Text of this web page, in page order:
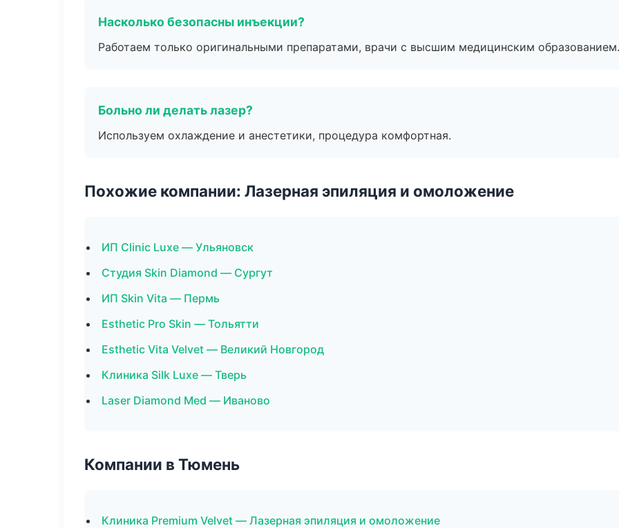
Насколько безопасны инъекции?
Работаем только оригинальными препаратами, врачи с высшим медицинским образованием.
Больно ли делать лазер?
Используем охлаждение и анестетики, процедура комфортная.
Похожие компании: Лазерная эпиляция и омоложение
ИП Clinic Luxe — Ульяновск
Студия Skin Diamond — Сургут
ИП Skin Vita — Пермь
Esthetic Pro Skin — Тольятти
Esthetic Vita Velvet — Великий Новгород
Клиника Silk Luxe — Тверь
Laser Diamond Med — Иваново
Компании в Тюмень
Клиника Premium Velvet — Лазерная эпиляция и омоложение